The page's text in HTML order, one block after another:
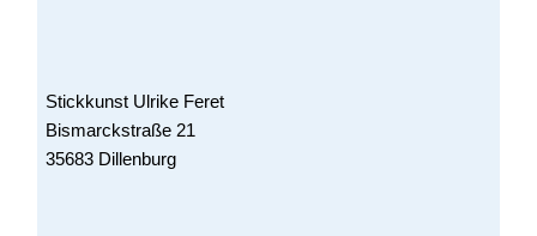
Stickkunst Ulrike Feret
Bismarckstraße 21
35683 Dillenburg